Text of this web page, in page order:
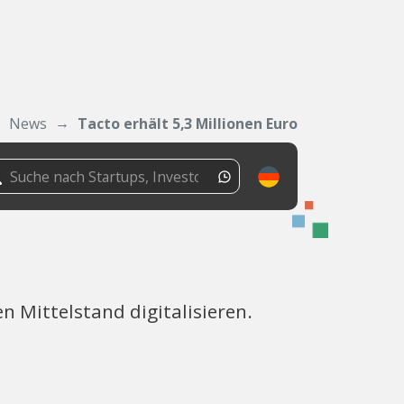
News Tacto erhält 5,3 Millionen Euro
Mittelstand digitalisieren.